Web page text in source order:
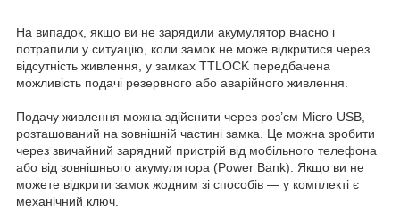
На випадок, якщо ви не зарядили акумулятор вчасно і
потрапили у ситуацію, коли замок не може відкритися через
відсутність живлення, у замках TTLOCK передбачена
можливість подачі резервного або аварійного живлення.
Подачу живлення можна здійснити через роз’єм Micro USB,
розташований на зовнішній частині замка. Це можна зробити
через звичайний зарядний пристрій від мобільного телефона
або від зовнішнього акумулятора (Power Bank). Якщо ви не
можете відкрити замок жодним зі способів — у комплекті є
механічний ключ.